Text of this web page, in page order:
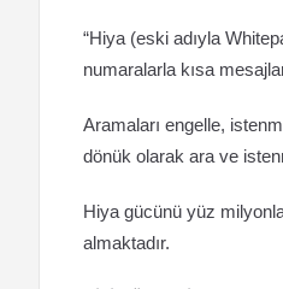
“Hiya (eski adıyla
numaralarla kısa
Aramaları engelle,
dönük olarak ara ve
Hiya gücünü yüz
almaktadır.